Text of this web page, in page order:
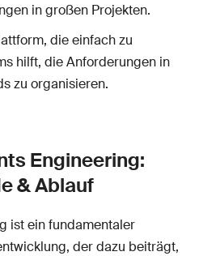
in großen Projekten.
die einfach zu
hilft, die Anforderungen in
zu organisieren.
Engineering:
& Ablauf
ist ein fundamentaler
der dazu beiträgt,